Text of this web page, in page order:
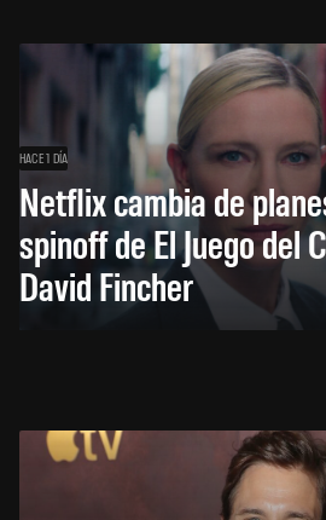
HACE 1 DÍA
Netflix cambia de
spinoff de El Juego del
David Fincher